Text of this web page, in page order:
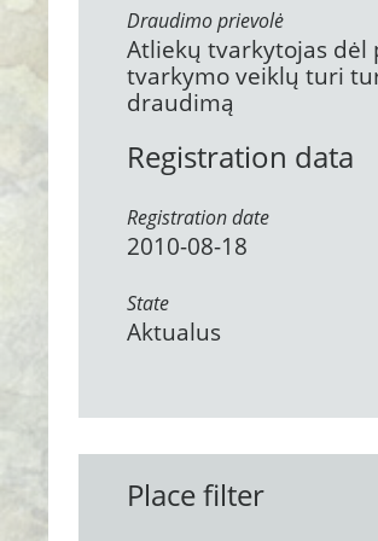
Draudimo prievolė
Atliekų tvarkytojas dėl
tvarkymo veiklų turi
draudimą
Registration data
Registration date
2010-08-18
State
Aktualus
Place filter